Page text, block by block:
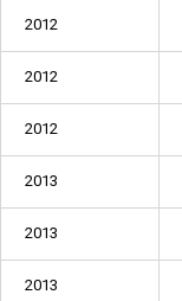
2012
2012
2012
2013
2013
2013